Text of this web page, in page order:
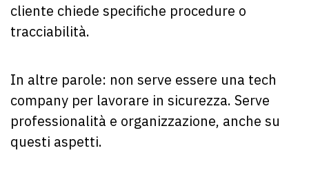
cliente chiede specifiche procedure o
tracciabilità.
In altre parole: non serve essere una tech
company per lavorare in sicurezza. Serve
professionalità e organizzazione, anche su
questi aspetti.